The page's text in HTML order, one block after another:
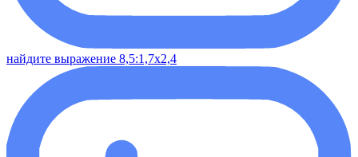
найдите выражение 8,5:1,7х2,4